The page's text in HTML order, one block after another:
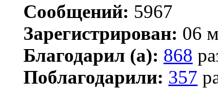
Сообщений: 5967
Зарегистрирован: 06
Благодарил (а): 868
Поблагодарили: 357